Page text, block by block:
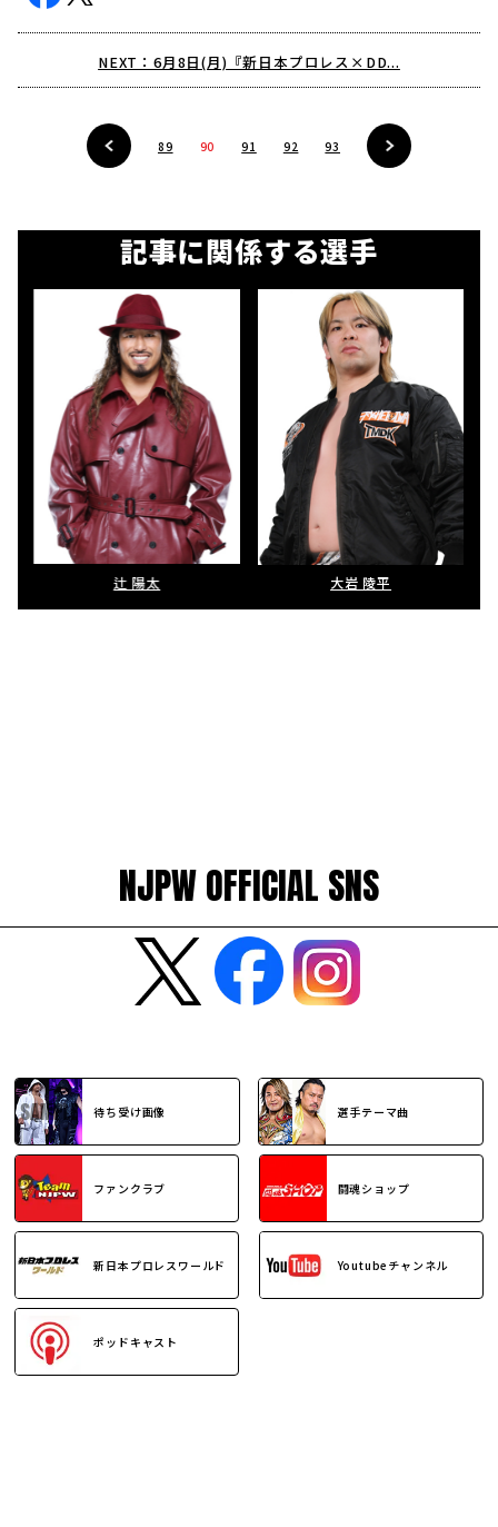
NEXT：6月8日(月)『新日本プロレス×DD...
89 90 91 92 93
記事に関係する選手
辻 陽太 大岩 陵平
NJPW OFFICIAL SNS
待ち受け画像 選手テーマ曲
ファンクラブ 闘魂ショップ
新日本プロレスワールド Youtubeチャンネル
ポッドキャスト